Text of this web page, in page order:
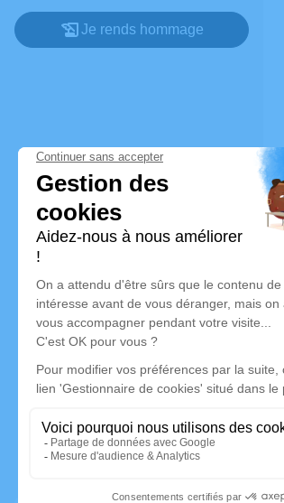
Je rends hommage